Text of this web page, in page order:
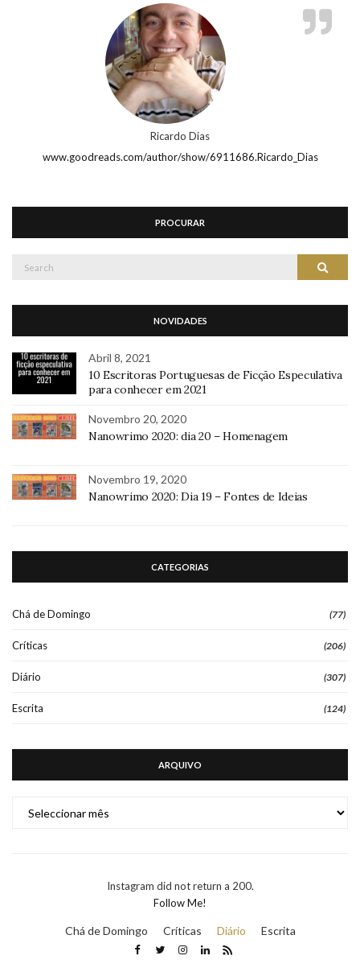
Ricardo Dias
www.goodreads.com/author/show/6911686.Ricardo_Dias
PROCURAR
Search
NOVIDADES
Abril 8, 2021
10 Escritoras Portuguesas de Ficção Especulativa
para conhecer em 2021
Novembro 20, 2020
Nanowrimo 2020: dia 20 – Homenagem
Novembro 19, 2020
Nanowrimo 2020: Dia 19 – Fontes de Ideias
CATEGORIAS
Chá de Domingo (77)
Críticas (206)
Diário (307)
Escrita (124)
ARQUIVO
Instagram did not return a 200.
Follow Me!
Chá de Domingo Críticas Diário Escrita